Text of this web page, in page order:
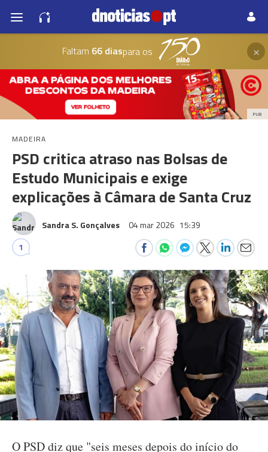
Faltam 66 diaspara os ×
PUB
MADEIRA
PSD critica atraso nas Bolsas de
Estudo Municipais e exige
explicações à Câmara de Santa Cruz
Sandra S. Gonçalves 04 mar 2026 15:39
1
O PSD diz que "seis meses depois do início do